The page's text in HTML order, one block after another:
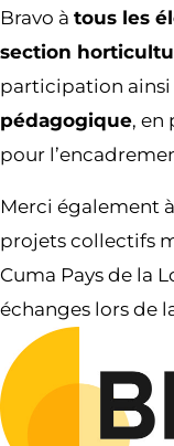
Bravo à tous les
section
participation ainsi
pédagogique, en
pour
Merci également à
projets collectifs
Cuma Pays de la
échanges lors de